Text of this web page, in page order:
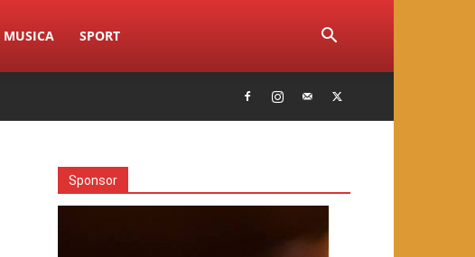
MUSICA SPORT
Sponsor